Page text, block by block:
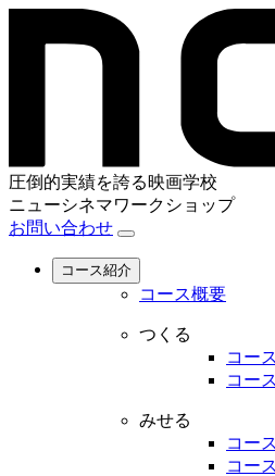
圧倒的実績を誇る映画学校
ニューシネマワークショップ
お問い合わせ
コース紹介
コース概要
つくる
コー
コー
みせる
コー
コー